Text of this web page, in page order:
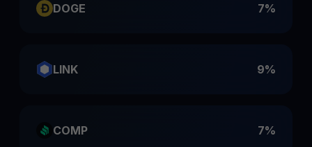
DOGE 7%
LINK 9%
COMP 7%